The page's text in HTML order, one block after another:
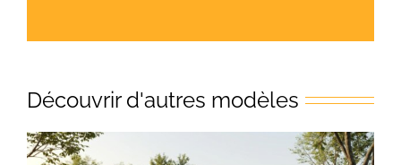
Découvrir d'autres modèles